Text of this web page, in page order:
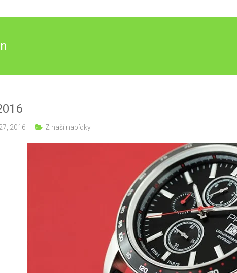
2016 Z naší nabídky